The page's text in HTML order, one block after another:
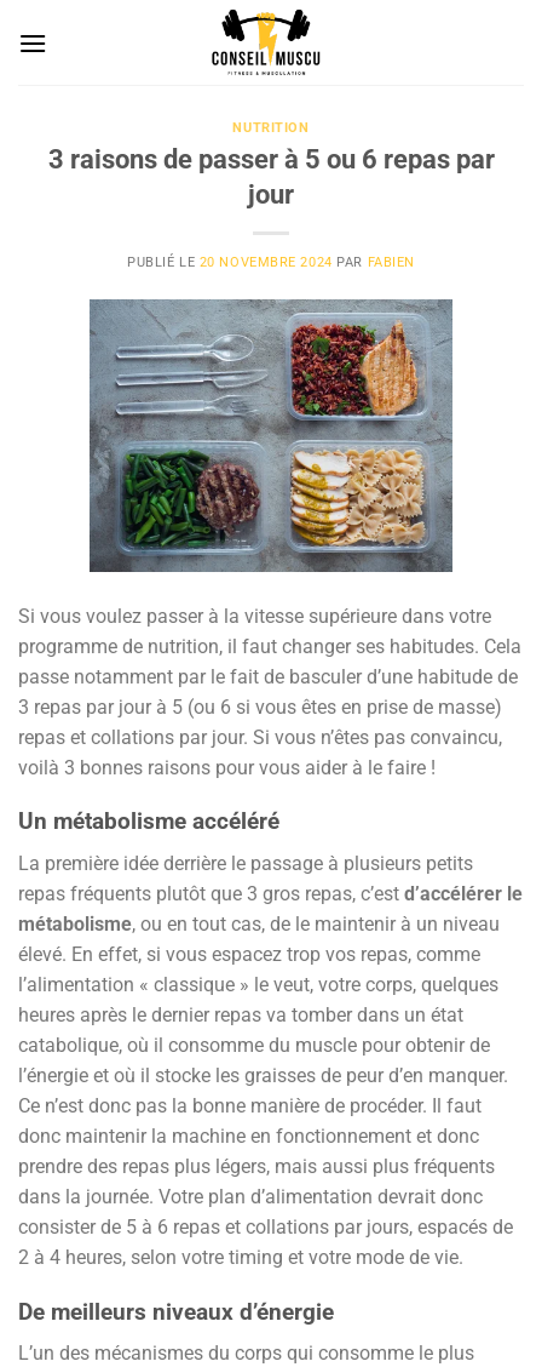
NUTRITION
3 raisons de passer à 5 ou 6 repas par
jour
PUBLIÉ LE 20 NOVEMBRE 2024 PAR FABIEN
Si vous voulez passer à la vitesse supérieure dans votre
programme de nutrition, il faut changer ses habitudes. Cela
passe notamment par le fait de basculer d’une habitude de
3 repas par jour à 5 (ou 6 si vous êtes en prise de masse)
repas et collations par jour. Si vous n’êtes pas convaincu,
voilà 3 bonnes raisons pour vous aider à le faire !
Un métabolisme accéléré
La première idée derrière le passage à plusieurs petits
repas fréquents plutôt que 3 gros repas, c’est d’accélérer le
métabolisme, ou en tout cas, de le maintenir à un niveau
élevé. En effet, si vous espacez trop vos repas, comme
l’alimentation « classique » le veut, votre corps, quelques
heures après le dernier repas va tomber dans un état
catabolique, où il consomme du muscle pour obtenir de
l’énergie et où il stocke les graisses de peur d’en manquer.
Ce n’est donc pas la bonne manière de procéder. Il faut
donc maintenir la machine en fonctionnement et donc
prendre des repas plus légers, mais aussi plus fréquents
dans la journée. Votre plan d’alimentation devrait donc
consister de 5 à 6 repas et collations par jours, espacés de
2 à 4 heures, selon votre timing et votre mode de vie.
De meilleurs niveaux d’énergie
L’un des mécanismes du corps qui consomme le plus